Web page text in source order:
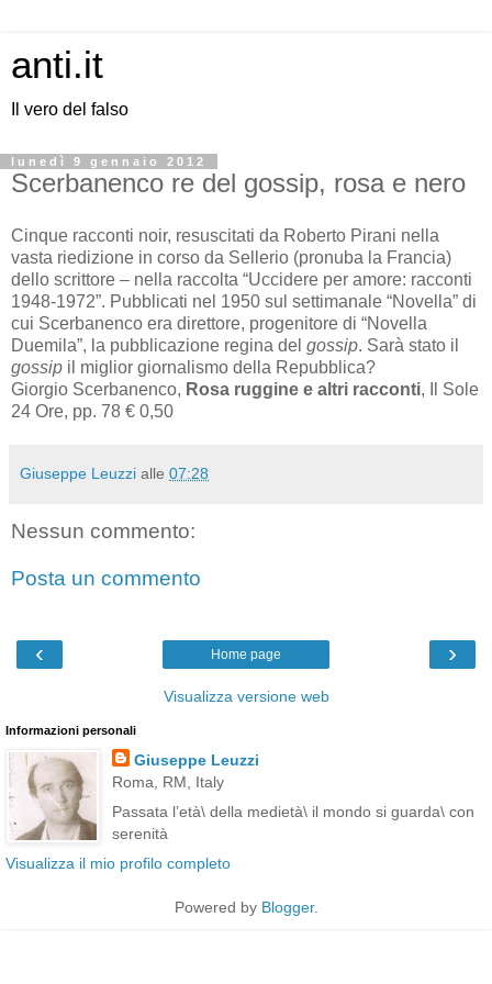
anti.it
Il vero del falso
lunedì 9 gennaio 2012
Scerbanenco re del gossip, rosa e nero
Cinque racconti noir, resuscitati da Roberto Pirani nella
vasta riedizione in corso da Sellerio (pronuba la Francia)
dello scrittore – nella raccolta “Uccidere per amore: racconti
1948-1972”. Pubblicati nel 1950 sul settimanale “Novella” di
cui Scerbanenco era direttore, progenitore di “Novella
Duemila”, la pubblicazione regina del gossip. Sarà stato il
gossip il miglior giornalismo della Repubblica?
Giorgio Scerbanenco, Rosa ruggine e altri racconti, Il Sole
24 Ore, pp. 78 € 0,50
Giuseppe Leuzzi alle 07:28
Nessun commento:
Posta un commento
‹ ›
Home page
Visualizza versione web
Informazioni personali
Giuseppe Leuzzi
Roma, RM, Italy
Passata l’età\ della medietà\ il mondo si guarda\ con
serenità
Visualizza il mio profilo completo
Powered by Blogger.